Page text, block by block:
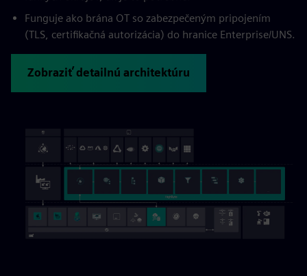
Funguje ako brána OT so zabezpečeným pripojením
(TLS, certifikačná autorizácia) do hranice Enterprise/UNS.
Zobraziť detailnú architektúru